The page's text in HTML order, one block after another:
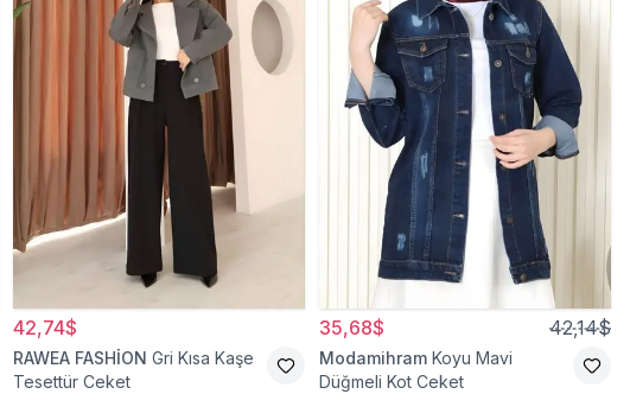
42,74$
RAWEA FASHİON Gri Kısa Kaşe
Tesettür Ceket
35,68$ 42,14$
Modamihram Koyu Mavi
Düğmeli Kot Ceket